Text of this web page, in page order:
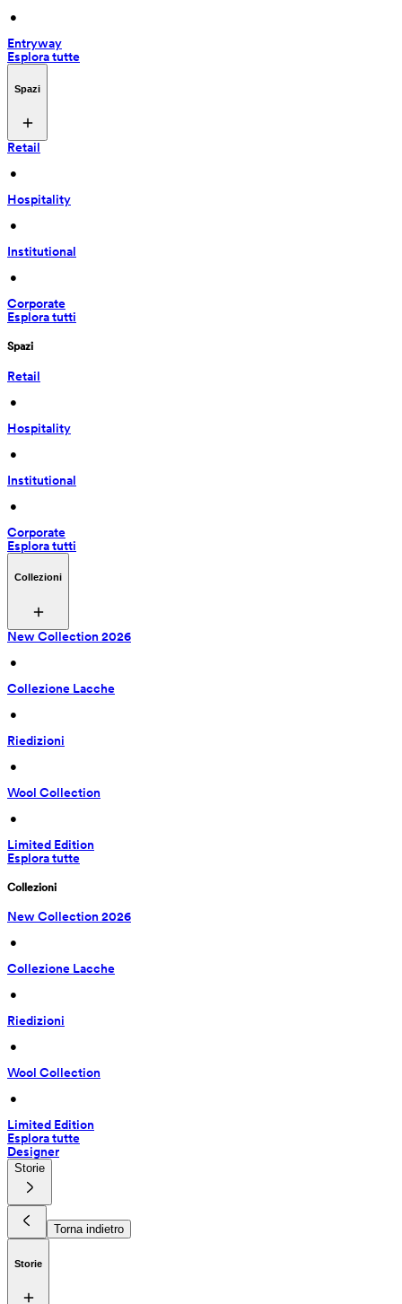
•
Entryway
Esplora tutte
Spazi
Retail
•
Hospitality
•
Institutional
•
Corporate
Esplora tutti
Spazi
Retail
•
Hospitality
•
Institutional
•
Corporate
Esplora tutti
Collezioni
New Collection 2026
•
Collezione Lacche
•
Riedizioni
•
Wool Collection
•
Limited Edition
Esplora tutte
Collezioni
New Collection 2026
•
Collezione Lacche
•
Riedizioni
•
Wool Collection
•
Limited Edition
Esplora tutte
Designer
Storie
Torna indietro
Storie